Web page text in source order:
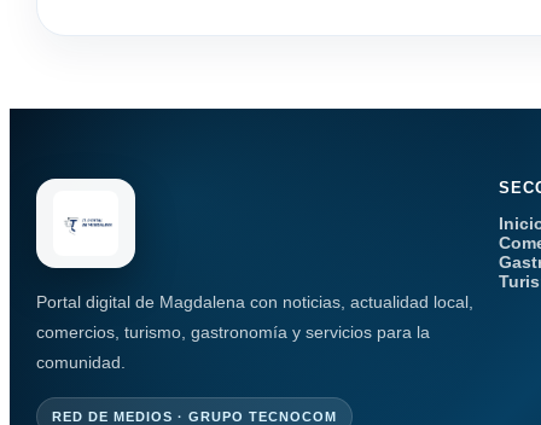
Portal digital de Magdalena con noticias, actualidad local,
comercios, turismo, gastronomía y servicios para la
comunidad.
RED DE MEDIOS · GRUPO TECNOCOM